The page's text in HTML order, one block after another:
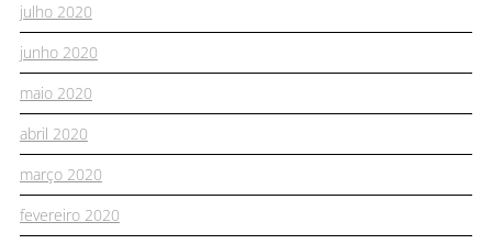
julho 2020
junho 2020
maio 2020
abril 2020
março 2020
fevereiro 2020